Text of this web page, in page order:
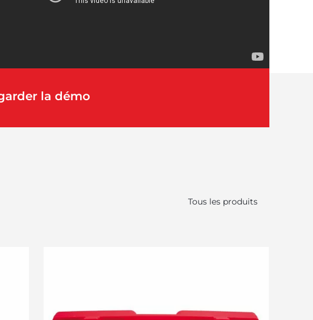
la démo
Tous les produits